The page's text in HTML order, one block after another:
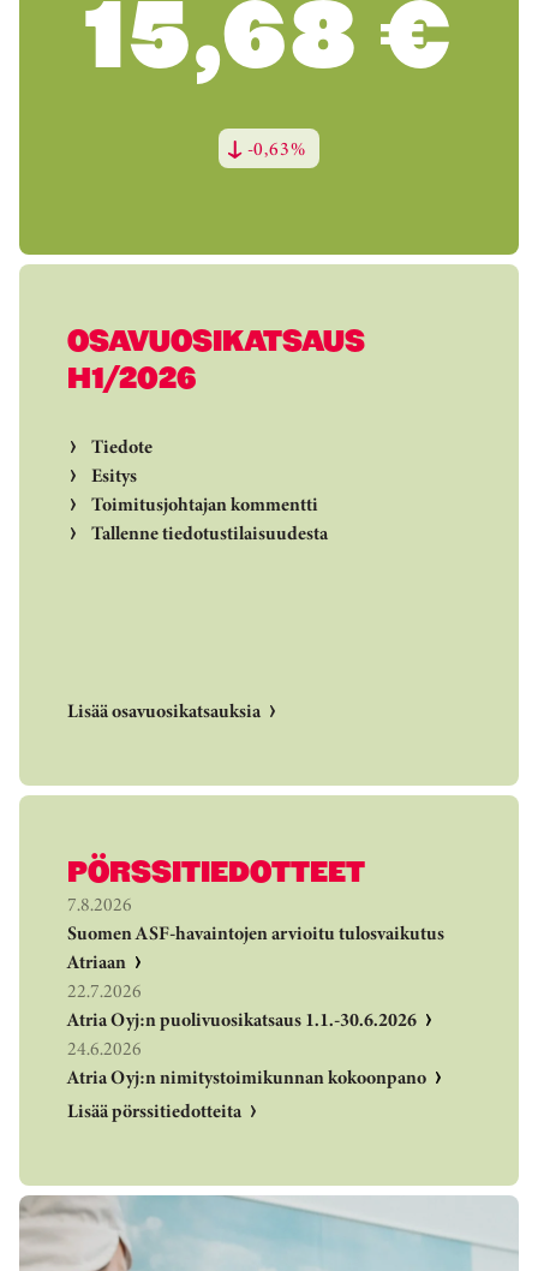
OSAVUOSIKATSAUS
H1/2026
Tiedote
Esitys
Toimitusjohtajan kommentti
Tallenne tiedotustilaisuudesta
Lisää osavuosikatsauksia
PÖRSSITIEDOTTEET
7.8.2026
Suomen ASF-havaintojen arvioitu tulosvaikutus
Atriaan
22.7.2026
Atria Oyj:n puolivuosikatsaus 1.1.-30.6.2026
24.6.2026
Atria Oyj:n nimitystoimikunnan kokoonpano
Lisää pörssitiedotteita